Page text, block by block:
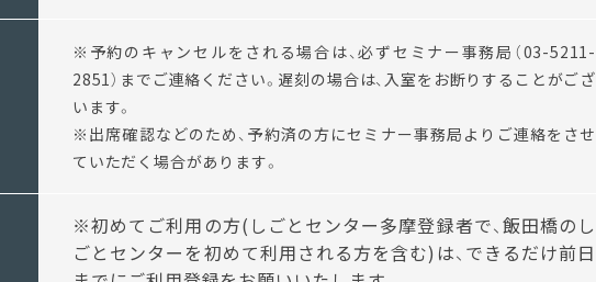
※予約のキャンセルをされる場合は、必ずセミナー事務局（03-5211-
2851）までご連絡ください。遅刻の場合は、入室をお断りすることがござ
います。
※出席確認などのため、予約済の方にセミナー事務局よりご連絡をさせ
ていただく場合があります。
※初めてご利用の方( しごとセンター多摩登録者で、飯田橋のし
ごとセンターを初めて利用される方を含む) は、できるだけ前日